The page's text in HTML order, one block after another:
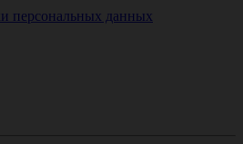
персональных данных